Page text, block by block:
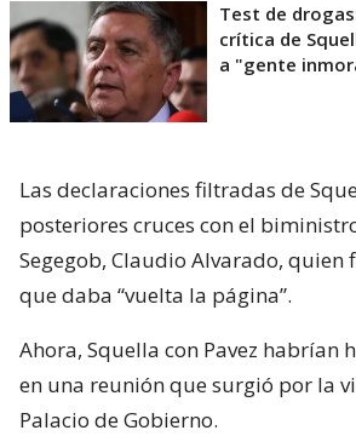
Test de
crítica de
a "gente
Las declaraciones filtradas de
posteriores cruces con el
Segegob, Claudio Alvarado, quien
que daba “vuelta la página”.
Ahora, Squella con Pavez habrían
en una reunión que surgió por la
Palacio de Gobierno.